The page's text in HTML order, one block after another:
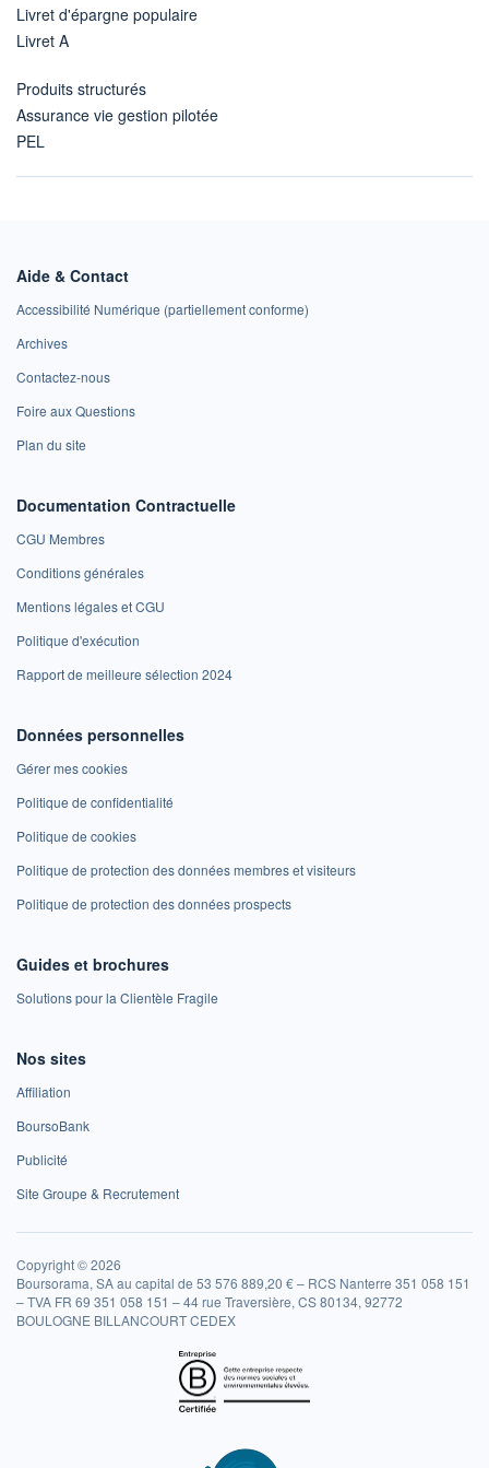
Livret d'épargne populaire
Livret A
Produits structurés
Assurance vie gestion pilotée
PEL
Aide & Contact
Accessibilité Numérique (partiellement conforme)
Archives
Contactez-nous
Foire aux Questions
Plan du site
Documentation Contractuelle
CGU Membres
Conditions générales
Mentions légales et CGU
Politique d'exécution
Rapport de meilleure sélection 2024
Données personnelles
Gérer mes cookies
Politique de confidentialité
Politique de cookies
Politique de protection des données membres et visiteurs
Politique de protection des données prospects
Guides et brochures
Solutions pour la Clientèle Fragile
Nos sites
Affiliation
BoursoBank
Publicité
Site Groupe & Recrutement
Copyright © 2026
Boursorama, SA au capital de 53 576 889,20 € – RCS Nanterre 351 058 151
– TVA FR 69 351 058 151 – 44 rue Traversière, CS 80134, 92772
BOULOGNE BILLANCOURT CEDEX